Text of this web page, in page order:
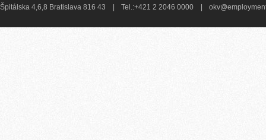
Špitálska 4,6,8 Bratislava 816 43
Tel.:+421 2 2046 0000